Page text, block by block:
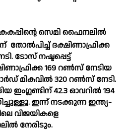
സെമി ഫൈനലില്‍
തോല്‍പിച്ച് ദക്ഷിണാഫ്രിക്ക
ടോസ് നഷ്ടപ്പെട്ട്
169 റണ്‍സ് നേടിയ
മികവില്‍ 320 റണ്‍സ് നേടി.
ഇംഗ്ലണ്ടിന് 42.3 ഓവറില്‍ 194
ഇന്ന് നടക്കുന്ന ഇന്ത്യ-
വിജയികളെ
നേരിടും.